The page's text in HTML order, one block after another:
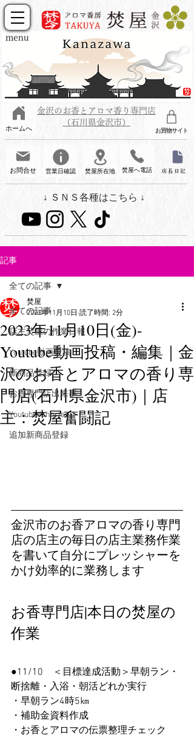
menu
ホームへ
焚屋所在地
営業日確認
お問合せ 焚屋へ電話
お買物サイト
↓ ＳＮＳ各種はこちら ↓
金沢のお香とアロマ香り専門店
（石川県金沢市）
店長日記
記事
全ての記事
店主焚屋の作業日報
Youtube動画投稿
新商品登録
お香専門店出来事
Youtube#shorts
追加新商品登録
全ての記事
2023年11月10日(金)-
Youtube動画投稿・編集｜金
沢のお香とアロマの香り専
門店(石川県金沢市)｜店
主：焚屋奮闘記
焚屋
2023年11月10日 読了時間: 2分
金沢市のお香アロマの香り専門
店の店主の毎日の店主業務作業
を書いて自分にプレッシャーを
かけ効率的に業務します
お香専門店|本日の焚屋の
作業
●11/10　＜目標達成活動＞早朝ラン・
断捨離・入浴・朝活どれか実行
・早朝ラン4時5㎞
・補助金資料作成
・お香とアロマの伝票整理チェック